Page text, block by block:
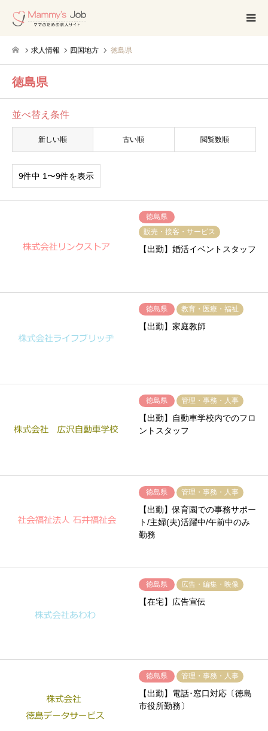
求人情報 四国地方 徳島県
徳島県
並べ替え条件
新しい順 古い順 閲覧数順
9件中 1〜9件を表示
徳島県
販売・接客・サービス
【出勤】婚活イベントスタッフ
徳島県 教育・医療・福祉
【出勤】家庭教師
徳島県 管理・事務・人事
【出勤】自動車学校内でのフロ
ントスタッフ
徳島県 管理・事務・人事
【出勤】保育園での事務サポー
ト/主婦(夫)活躍中/午前中のみ
勤務
徳島県 広告・編集・映像
【在宅】広告宣伝
徳島県 管理・事務・人事
【出勤】電話･窓口対応〔徳島
市役所勤務〕